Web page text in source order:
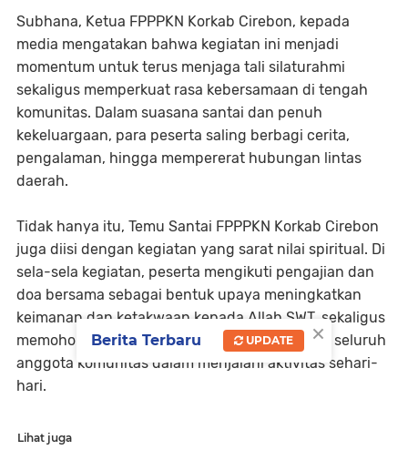
Subhana, Ketua FPPPKN Korkab Cirebon, kepada
media mengatakan bahwa kegiatan ini menjadi
momentum untuk terus menjaga tali silaturahmi
sekaligus memperkuat rasa kebersamaan di tengah
komunitas. Dalam suasana santai dan penuh
kekeluargaan, para peserta saling berbagi cerita,
pengalaman, hingga mempererat hubungan lintas
daerah.
Tidak hanya itu, Temu Santai FPPPKN Korkab Cirebon
juga diisi dengan kegiatan yang sarat nilai spiritual. Di
sela-sela kegiatan, peserta mengikuti pengajian dan
doa bersama sebagai bentuk upaya meningkatkan
keimanan dan ketakwaan kepada Allah SWT, sekaligus
memohon keselamatan serta keberkahan bagi seluruh
anggota komunitas dalam menjalani aktivitas sehari-
hari.
Lihat juga
×
Berita Terbaru UPDATE